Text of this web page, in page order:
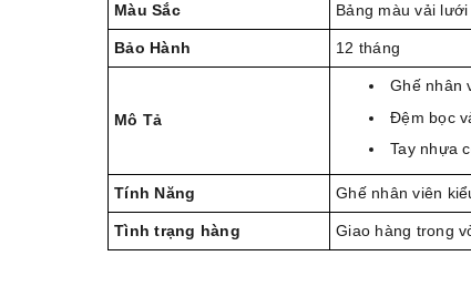
Màu Sắc Bảng màu vải lưới
Bảo Hành 12 tháng
Mô Tả
Ghế nhân
Đệm bọc
Tay nhựa
Tính Năng Ghế nhân viên
Tình trạng hàng Giao hàng trong